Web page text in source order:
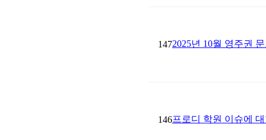
1472025년 10월 영주권
146프로디 학원 이슈에